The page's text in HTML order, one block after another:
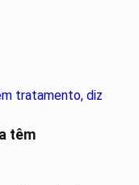
têm